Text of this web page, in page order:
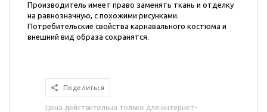
Производитель имеет право заменять ткань и отделку
на равнозначную, с похожими рисунками.
Потребительские свойства карнавального костюма и
внешний вид образа сохранятся.
Поделиться
Цена действительна только для интернет-